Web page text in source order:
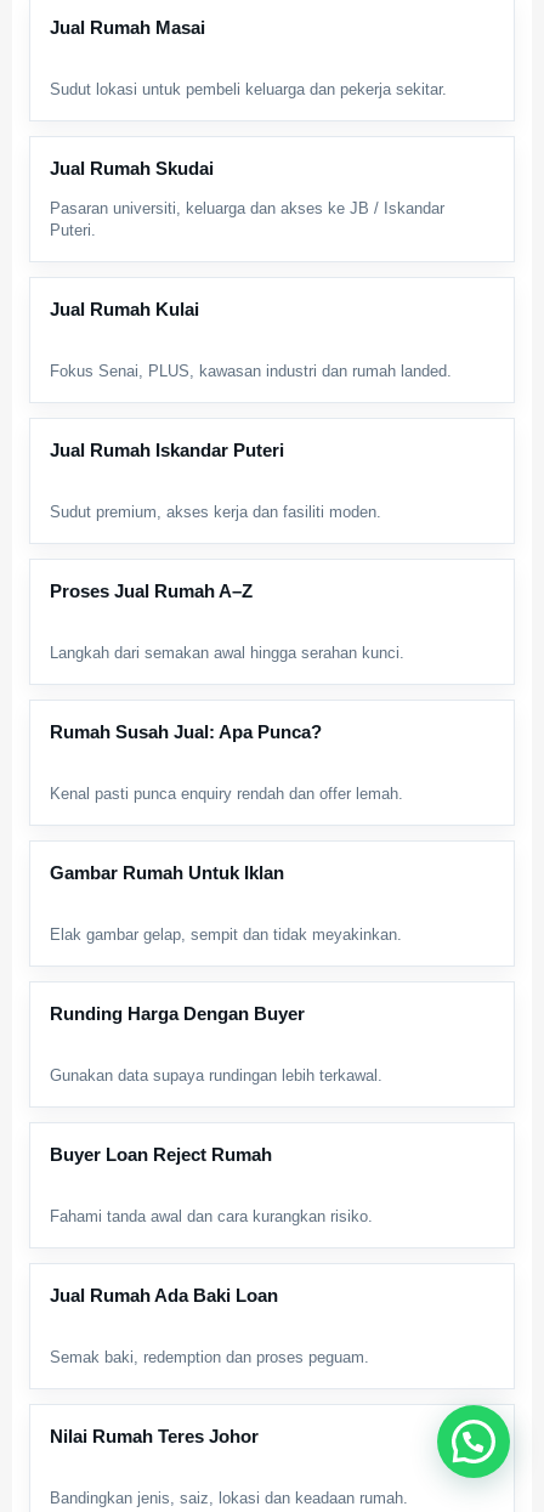
Jual Rumah Masai
Sudut lokasi untuk pembeli keluarga dan pekerja sekitar.
Jual Rumah Skudai
Pasaran universiti, keluarga dan akses ke JB / Iskandar
Puteri.
Jual Rumah Kulai
Fokus Senai, PLUS, kawasan industri dan rumah landed.
Jual Rumah Iskandar Puteri
Sudut premium, akses kerja dan fasiliti moden.
Proses Jual Rumah A–Z
Langkah dari semakan awal hingga serahan kunci.
Rumah Susah Jual: Apa Punca?
Kenal pasti punca enquiry rendah dan offer lemah.
Gambar Rumah Untuk Iklan
Elak gambar gelap, sempit dan tidak meyakinkan.
Runding Harga Dengan Buyer
Gunakan data supaya rundingan lebih terkawal.
Buyer Loan Reject Rumah
Fahami tanda awal dan cara kurangkan risiko.
Jual Rumah Ada Baki Loan
Semak baki, redemption dan proses peguam.
Nilai Rumah Teres Johor
Bandingkan jenis, saiz, lokasi dan keadaan rumah.